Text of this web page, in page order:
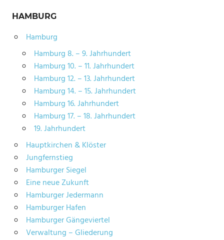
HAMBURG
Hamburg
Hamburg 8. – 9. Jahrhundert
Hamburg 10. – 11. Jahrhundert
Hamburg 12. – 13. Jahrhundert
Hamburg 14. – 15. Jahrhundert
Hamburg 16. Jahrhundert
Hamburg 17. – 18. Jahrhundert
19. Jahrhundert
Hauptkirchen & Klöster
Jungfernstieg
Hamburger Siegel
Eine neue Zukunft
Hamburger Jedermann
Hamburger Hafen
Hamburger Gängeviertel
Verwaltung – Gliederung